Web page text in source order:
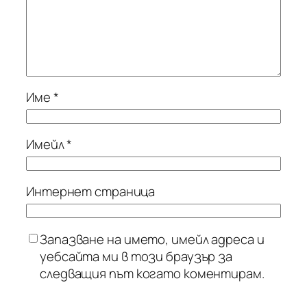
Име*
Имейл*
Интернет страница
Запазване на името, имейл адреса и
уебсайта ми в този браузър за
следващия път когато коментирам.